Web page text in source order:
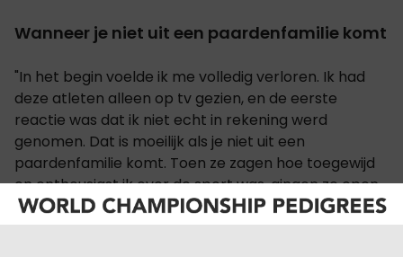
Wanneer je niet uit een paardenfamilie komt
"In het begin voelde ik me volledig verloren. Ik had
deze atleten alleen op tv gezien, en de eerste
reactie was dat ik niet echt in rekening werd
genomen. Dat is moeilijk als je niet uit een
paardenfamilie komt. Toen ze zagen hoe toegewijd
en enthousiast ik over de sport was, gingen ze open
en verwelkomden me."